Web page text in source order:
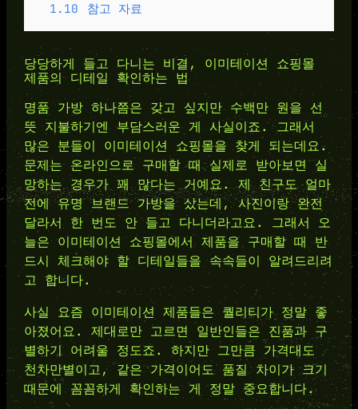
1.10
참고 자료
당당하게 들고 다니는 비결, 이미테이션 쇼핑몰
제품의 디테일 확인하는 법
명품 가방 하나쯤은 갖고 싶지만 수백만 원을 선
뜻 지불하기엔 부담스러운 게 사실이죠. 그래서
많은 분들이 이미테이션 쇼핑몰을 찾게 되는데요.
문제는 온라인으로 구매할 때 실제로 받아보면 실
망하는 경우가 꽤 많다는 거예요. 제 친구도 얼마
전에 유명 브랜드 가방을 샀는데, 사진이랑 완전
달라서 한 번도 안 들고 다니더라고요. 그래서 오
늘은 이미테이션 쇼핑몰에서 제품을 구매할 때 반
드시 체크해야 할 디테일들을 속속들이 알려드리려
고 합니다.
사실 요즘 이미테이션 제품들은 퀄리티가 정말 좋
아졌어요. 제대로만 고르면 일반인들은 진품과 구
별하기 어려울 정도죠. 하지만 그만큼 가격대도
천차만별이고, 같은 가격이어도 품질 차이가 크기
때문에 꼼꼼하게 확인하는 게 정말 중요합니다.